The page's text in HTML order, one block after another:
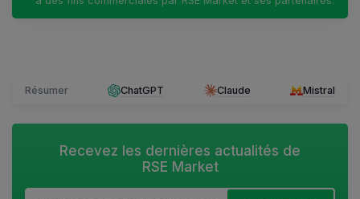
Résumer ChatGPT Claude Mistral
Recevez les dernières actualités de
RSE Market